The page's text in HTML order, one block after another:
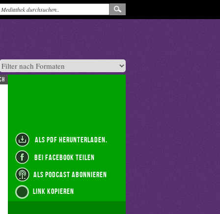
als PDF herunterladen.
bei Facebook teilen
als Podcast abonnieren
Link kopieren